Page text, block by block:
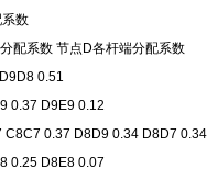
数
配系数 节点D各杆端分配系数
0.51
0.37 D9E9 0.12
C8C7 0.37 D8D9 0.34 D8D7 0.34
0.25 D8E8 0.07